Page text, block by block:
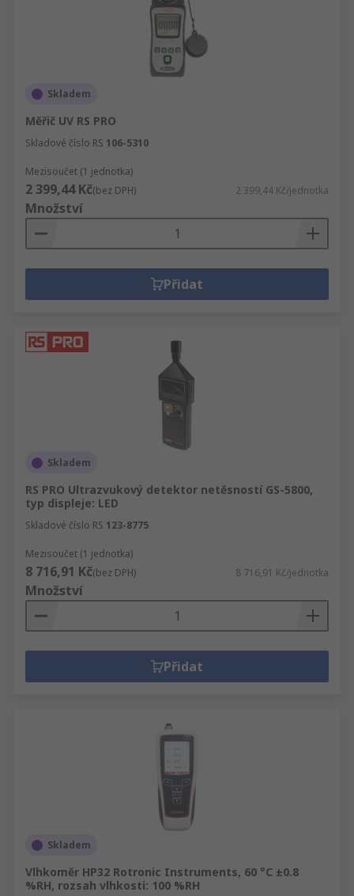
Skladem
Měřič UV RS PRO
Skladové číslo RS 106-5310
Mezisoučet (1 jednotka)
2 399,44 Kč(bez DPH) 2 399,44 Kč/jednotka
Množství
Přidat
Skladem
RS PRO Ultrazvukový detektor netěsností GS-5800,
typ displeje: LED
Skladové číslo RS 123-8775
Mezisoučet (1 jednotka)
8 716,91 Kč(bez DPH) 8 716,91 Kč/jednotka
Množství
Přidat
Skladem
Vlhkoměr HP32 Rotronic Instruments, 60 °C ±0.8
%RH, rozsah vlhkosti: 100 %RH